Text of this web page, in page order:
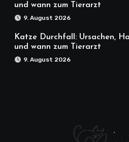
und wann zum Tierarzt
9. August 2026
Katze Durchfall: Ursachen,
und wann zum Tierarzt
9. August 2026